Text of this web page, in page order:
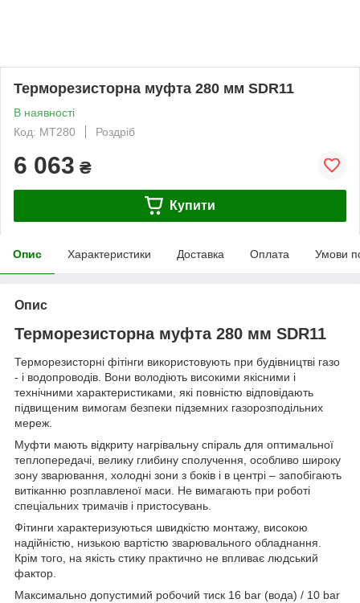
Терморезисторна муфта 280 мм SDR11
В наявності
Код: МТ280
Роздріб
6 063 ₴
Купити
Опис Характеристики Доставка Оплата Умови
Опис
Терморезисторна муфта 280 мм SDR11
Терморезисторні фітінги використовують при будівництві газо
- і водопроводів. Вони володіють високими якісними і
технічними характеристиками, які повністю відповідають
підвищеним вимогам безпеки підземних газорозподільних
мереж.
Муфти мають відкриту нагрівальну спіраль для оптимальної
теплопередачі, велику глибину сполучення, особливо широку
зону зварювання, холодні зони з боків і в центрі – запобігають
витіканню розплавленої маси. Не вимагають при роботі
спеціальних тримачів і пристосувань.
Фітинги характеризуються швидкістю монтажу, високою
надійністю, низькою вартістю зварювального обладнання.
Крім того, на якість стику практично не впливає людський
фактор.
Максимально допустимий робочий тиск 16 bar (вода) / 10 bar